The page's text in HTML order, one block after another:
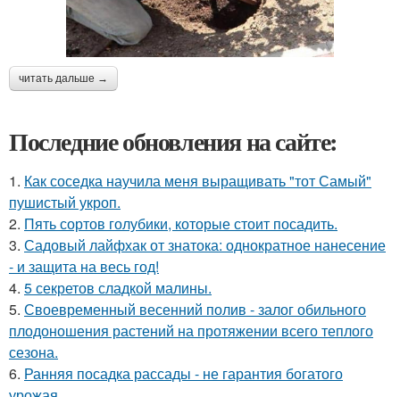
читать дальше →
Последние обновления на сайте:
1. Как соседка научила меня выращивать "тот Самый"
пушистый укроп.
2. Пять сортов голубики, которые стоит посадить.
3. Садовый лайфхак от знатока: однократное нанесение
- и защита на весь год!
4. 5 секретов сладкой малины.
5. Своевременный весенний полив - залог обильного
плодоношения растений на протяжении всего теплого
сезона.
6. Ранняя посадка рассады - не гарантия богатого